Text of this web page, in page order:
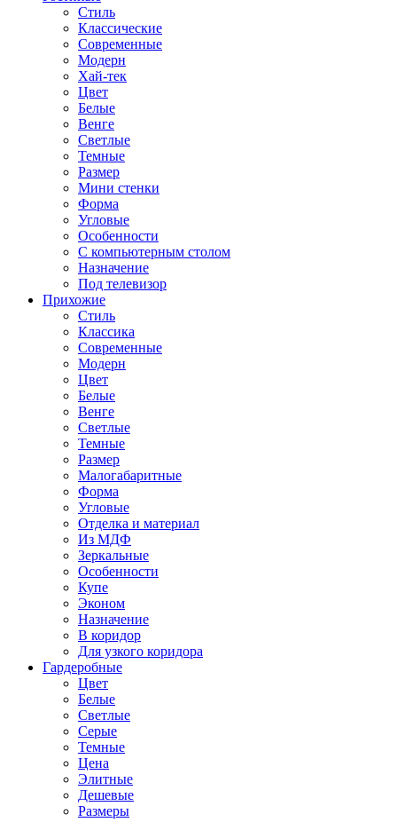
Стиль
Классические
Современные
Модерн
Хай-тек
Цвет
Белые
Венге
Светлые
Темные
Размер
Мини стенки
Форма
Угловые
Особенности
С компьютерным столом
Назначение
Под телевизор
Прихожие
Стиль
Классика
Современные
Модерн
Цвет
Белые
Венге
Светлые
Темные
Размер
Малогабаритные
Форма
Угловые
Отделка и материал
Из МДФ
Зеркальные
Особенности
Купе
Эконом
Назначение
В коридор
Для узкого коридора
Гардеробные
Цвет
Белые
Светлые
Серые
Темные
Цена
Элитные
Дешевые
Размеры